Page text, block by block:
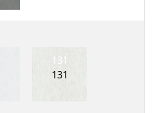
131
131